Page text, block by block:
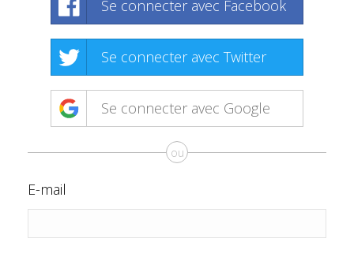
Se connecter avec Facebook
Se connecter avec Twitter
Se connecter avec Google
ou
E-mail